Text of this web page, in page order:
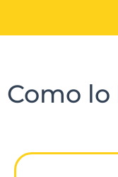
Como lo